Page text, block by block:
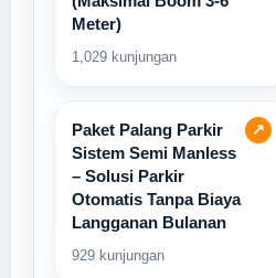
Meter)
1,029 kunjungan
↗
Paket Palang Parkir
Sistem Semi Manless
– Solusi Parkir
Otomatis Tanpa Biaya
Langganan Bulanan
929 kunjungan